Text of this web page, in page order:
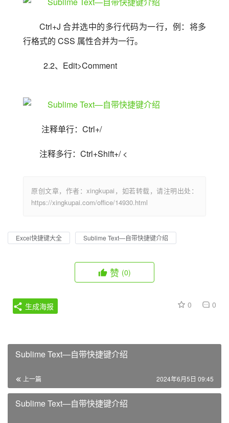
Ctrl+J 合并选中的多行代码为一行，例：将多
行格式的 CSS 属性合并为一行。
  2.2、Edit>Comment
注释单行：Ctrl+/
注释多行：Ctrl+Shift+/ <
原创文章，作者：xingkupai，如若转载，请注明出处：
https://xingkupai.com/office/14930.html
Excel快捷键大全 Sublime Text—自带快捷键介绍
赞 (0)
0 0
生成海报
Sublime Text—自带快捷键介绍
上一篇 2024年6月5日 09:45
Sublime Text—自带快捷键介绍